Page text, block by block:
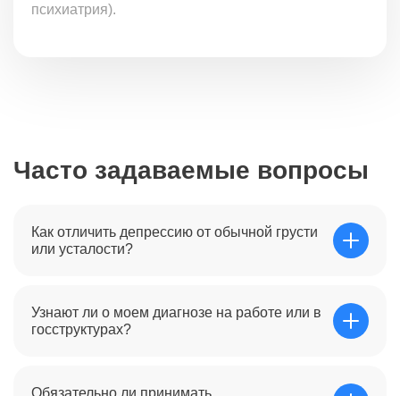
психиатрия).
Часто задаваемые вопросы
Как отличить депрессию от обычной грусти
или усталости?
Грусть проходит со сменой обстоятельств, а депрессия
— нет. Основные признаки: потеря интереса к тому, что
раньше радовало, отсутствие сил даже на простые
биологический сбой, который нельзя победить просто
Узнают ли о моем диагнозе на работе или в
госструктурах?
Обязательно ли принимать